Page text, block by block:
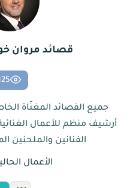
قصائد مروان
جميع القصائد المغنّاة
أرشيف منظم للأعمال
الفنانين والملحنين
الأعمال